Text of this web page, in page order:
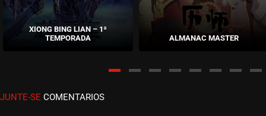
EPISÓDIO 31
fevereiro 06, 2023
XIONG BING LIAN – 1ª
TEMPORADA
ALMANAC MASTER
JUNTE-SE COMENTARIOS